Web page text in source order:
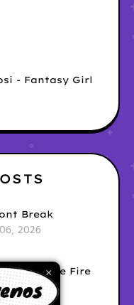
×
- Fantasy Girl
Break
2026
Hair's Like Fire